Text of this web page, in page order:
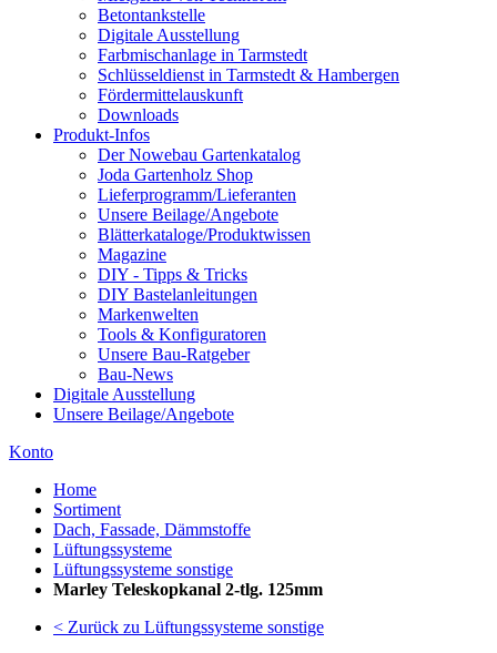
Betontankstelle
Digitale Ausstellung
Farbmischanlage in Tarmstedt
Schlüsseldienst in Tarmstedt & Hambergen
Fördermittelauskunft
Downloads
Produkt-Infos
Der Nowebau Gartenkatalog
Joda Gartenholz Shop
Lieferprogramm/Lieferanten
Unsere Beilage/Angebote
Blätterkataloge/Produktwissen
Magazine
DIY - Tipps & Tricks
DIY Bastelanleitungen
Markenwelten
Tools & Konfiguratoren
Unsere Bau-Ratgeber
Bau-News
Digitale Ausstellung
Unsere Beilage/Angebote
Konto
Home
Sortiment
Dach, Fassade, Dämmstoffe
Lüftungssysteme
Lüftungssysteme sonstige
Marley Teleskopkanal 2-tlg. 125mm
< Zurück zu Lüftungssysteme sonstige